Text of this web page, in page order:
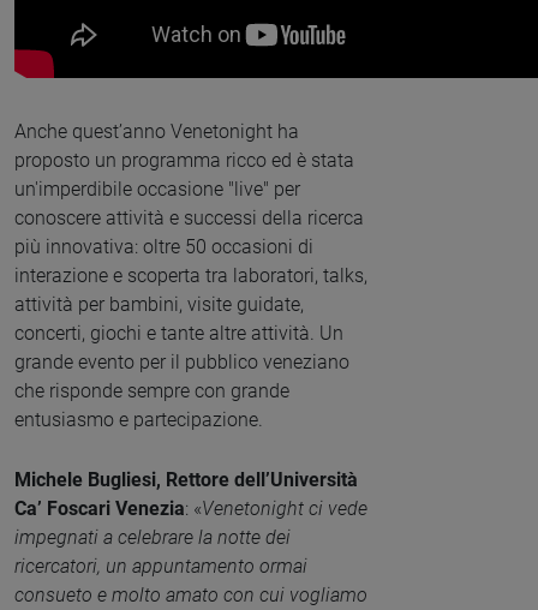
Anche quest’anno Venetonight ha
proposto un programma ricco ed è stata
un'imperdibile occasione "live" per
conoscere attività e successi della ricerca
più innovativa: oltre 50 occasioni di
interazione e scoperta tra laboratori, talks,
attività per bambini, visite guidate,
concerti, giochi e tante altre attività. Un
grande evento per il pubblico veneziano
che risponde sempre con grande
entusiasmo e partecipazione.
Michele Bugliesi, Rettore dell’Università
Ca’ Foscari Venezia: «Venetonight ci vede
impegnati a celebrare la notte dei
ricercatori, un appuntamento ormai
consueto e molto amato con cui vogliamo